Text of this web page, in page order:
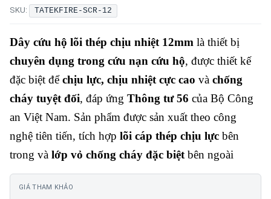
SKU: TATEKFIRE-SCR-12
Dây cứu hộ lõi thép chịu nhiệt 12mm là thiết bị
chuyên dụng trong cứu nạn cứu hộ, được thiết kế
đặc biệt đểchịu lực, chịu nhiệt cực cao và chống
cháy tuyệt đối, đáp ứng Thông tư 56 của Bộ Công
an Việt Nam. Sản phẩm được sản xuất theo công
nghệ tiên tiến, tích hợp lõi cáp thép chịu lực bên
trong và lớp vỏ chống cháy đặc biệt bên ngoài
GIÁ THAM KHẢO